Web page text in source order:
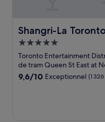
Shangri-La
Shangri-La Toronto
Hébergement
5.0 étoiles
Toronto Entertainment
de tram Queen St East at
9.6
9,6/10 Exceptionnel (1